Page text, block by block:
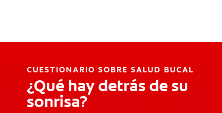
CUESTIONARIO SOBRE SALUD BUCAL
¿Qué hay detrás de su
sonrisa?